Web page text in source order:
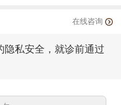
在线咨询
私安全，就诊前通过